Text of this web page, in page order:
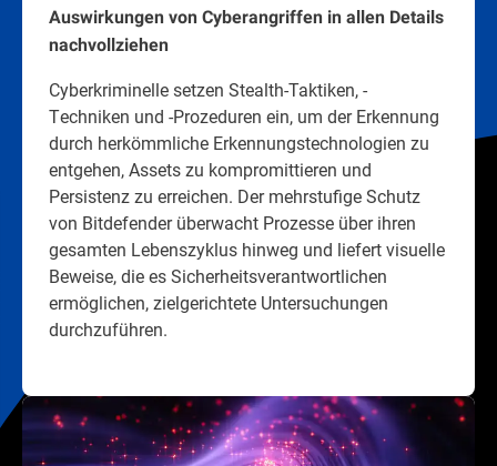
Auswirkungen von Cyberangriffen in allen Details
nachvollziehen
Cyberkriminelle setzen Stealth-Taktiken, -
Techniken und -Prozeduren ein, um der Erkennung
durch herkömmliche Erkennungstechnologien zu
entgehen, Assets zu kompromittieren und
Persistenz zu erreichen. Der mehrstufige Schutz
von Bitdefender überwacht Prozesse über ihren
gesamten Lebenszyklus hinweg und liefert visuelle
Beweise, die es Sicherheitsverantwortlichen
ermöglichen, zielgerichtete Untersuchungen
durchzuführen.